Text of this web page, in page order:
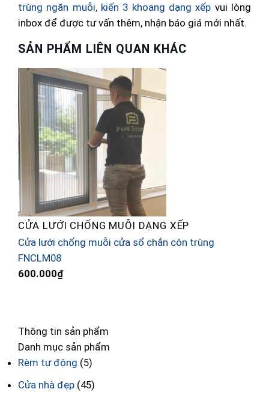
trùng ngăn muỗi, kiến 3 khoang dạng xếp vui lòng
inbox để được tư vấn thêm, nhận báo giá mới nhất.
SẢN PHẨM LIÊN QUAN KHÁC
CỬA LƯỚI CHỐNG MUỖI DẠNG XẾP
Cửa lưới chống muỗi cửa sổ chắn côn trùng
FNCLM08
600.000₫
Thông tin sản phẩm
Danh mục sản phẩm
Rèm tự động (5)
Cửa nhà đẹp (45)